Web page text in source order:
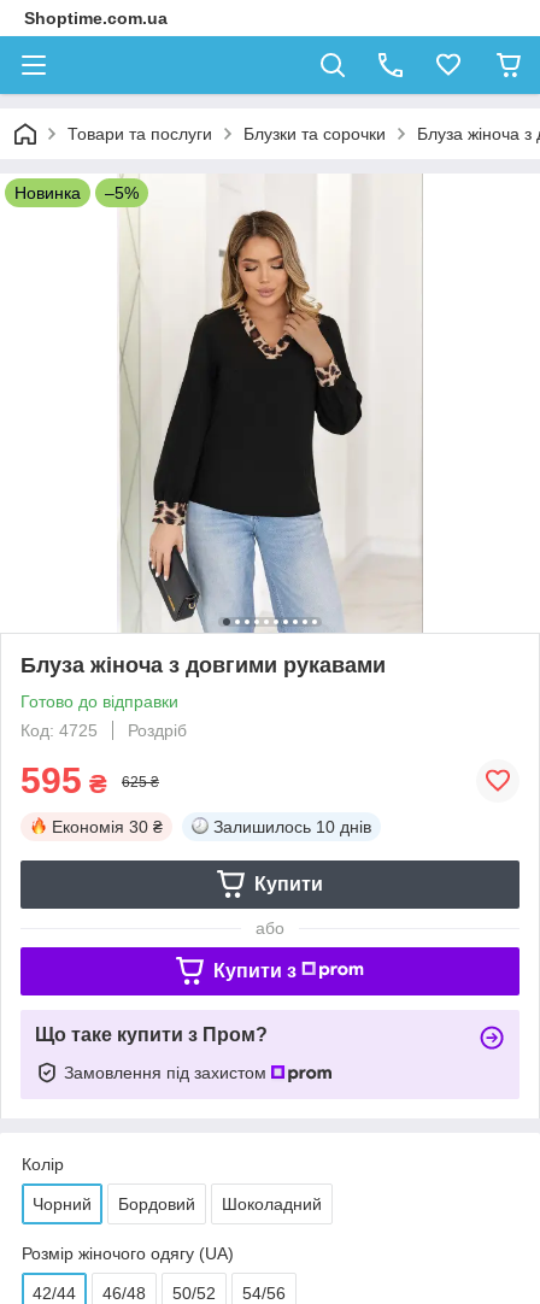
Shoptime.com.ua
Товари та послуги Блузки та сорочки Блуза жіноча
Новинка –5%
Блуза жіноча з довгими рукавами
Готово до відправки
Код: 4725
Роздріб
595 ₴ 625 ₴
Економія 30 ₴ Залишилось 10 днів
Купити
або
Купити з
Що таке купити з Пром?
Замовлення під захистом
Колір
Чорний Бордовий Шоколадний
Розмір жіночого одягу (UA)
42/44 46/48 50/52 54/56